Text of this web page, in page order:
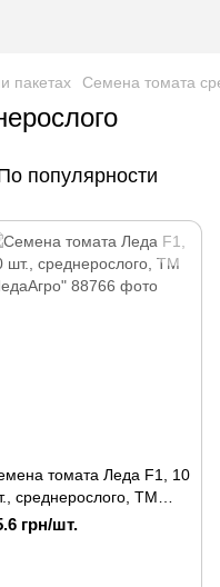
пакетах Семена томата
популярности
томата Леда F1, 10
среднерослого, ТМ
грн/шт.